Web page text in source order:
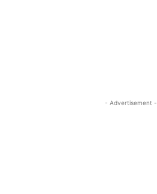
- Advertisement -